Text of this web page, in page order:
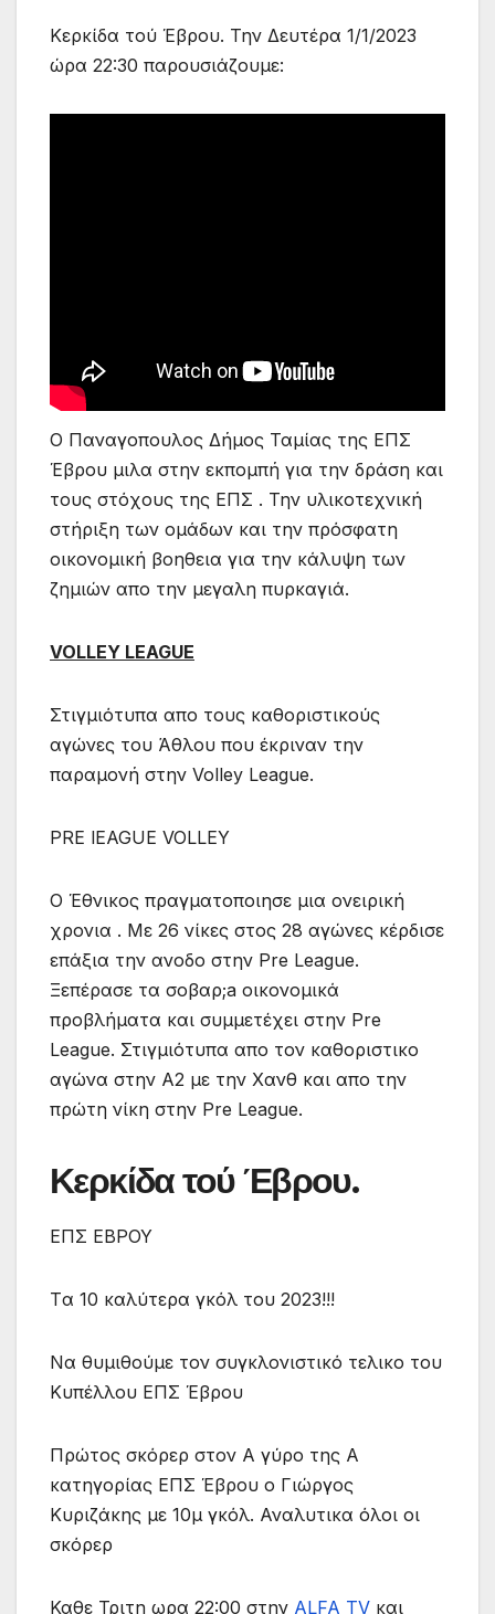
Κερκίδα τού Έβρου. Την Δευτέρα 1/1/2023
ώρα 22:30 παρουσιάζουμε:
Ο Παναγοπουλος Δήμος Ταμίας της ΕΠΣ
Έβρου μιλα στην εκπομπή για την δράση και
τους στόχους της ΕΠΣ . Την υλικοτεχνική
στήριξη των ομάδων και την πρόσφατη
οικονομική βοηθεια για την κάλυψη των
ζημιών απο την μεγαλη πυρκαγιά.
VOLLEY LEAGUΕ
Στιγμιότυπα απο τους καθοριστικούς
αγώνες του Άθλου που έκριναν την
παραμονή στην Volley League.
PRE lEAGUE VOLLEY
Ο Έθνικος πραγματοποιησε μια ονειρική
χρονια . Με 26 νίκες στος 28 αγώνες κέρδισε
επάξια την ανοδο στην Pre League.
Ξεπέρασε τα σοβαρ;a οικονομικά
προβλήματα και συμμετέχει στην Pre
League. Στιγμιότυπα απο τον καθοριστικο
αγώνα στην Α2 με την Χανθ και απο την
πρώτη νίκη στην Pre League.
Κερκίδα τού Έβρου.
ΕΠΣ ΕΒΡΟΥ
Tα 10 καλύτερα γκόλ του 2023!!!
Να θυμιθούμε τον συγκλονιστικό τελικο του
Κυπέλλου ΕΠΣ Έβρου
Πρώτος σκόρερ στον Α γύρο της Α
κατηγορίας ΕΠΣ Έβρου ο Γιώργος
Κυριζάκης με 10μ γκόλ. Αναλυτικα όλοι οι
σκόρερ
Καθε Τριτη ωρα 22:00 στην ALFA TV και